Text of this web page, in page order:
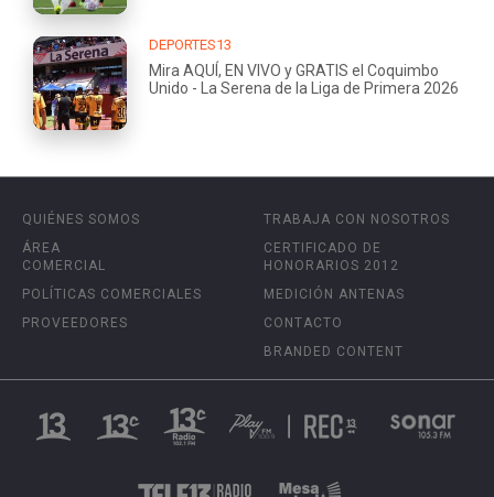
DEPORTES13
Mira AQUÍ, EN VIVO y GRATIS el Coquimbo
Unido - La Serena de la Liga de Primera 2026
QUIÉNES SOMOS
ÁREA
COMERCIAL
POLÍTICAS COMERCIALES
PROVEEDORES
TRABAJA CON NOSOTROS
CERTIFICADO DE
HONORARIOS 2012
MEDICIÓN ANTENAS
CONTACTO
BRANDED CONTENT